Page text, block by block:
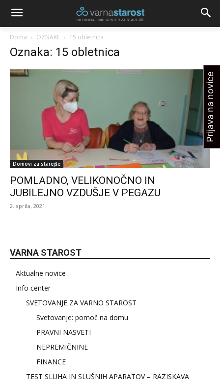
Doma OZNAKE 15 obletnica
Oznaka: 15 obletnica
Domovi za starejše
POMLADNO, VELIKONOČNO IN
JUBILEJNO VZDUŠJE V PEGAZU
2. aprila, 2021
VARNA STAROST
Aktualne novice
Info center
SVETOVANJE ZA VARNO STAROST
Svetovanje: pomoč na domu
PRAVNI NASVETI
NEPREMIČNINE
FINANCE
TEST SLUHA IN SLUŠNIH APARATOV – RAZISKAVA
Prijava na novice